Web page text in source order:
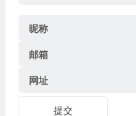
昵称
邮箱
网址
提交